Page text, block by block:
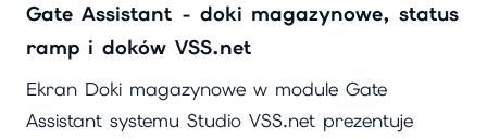
Gate Assistant - doki magazynowe, status
ramp i doków VSS.net
Ekran Doki magazynowe w module Gate
Assistant systemu Studio VSS.net prezentuje